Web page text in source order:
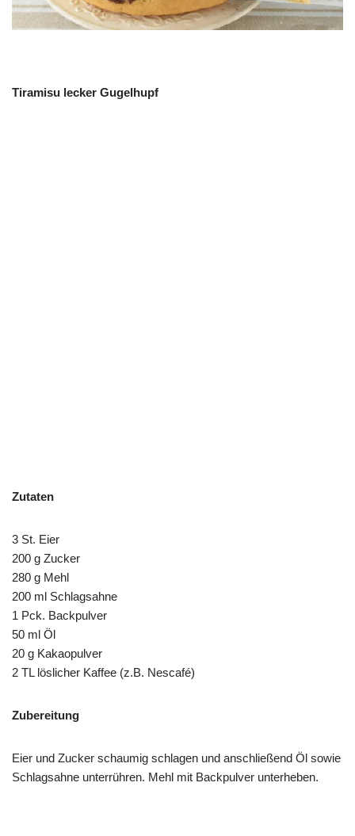
Tiramisu lecker Gugelhupf
Zutaten
3 St. Eier
200 g Zucker
280 g Mehl
200 ml Schlagsahne
1 Pck. Backpulver
50 ml Öl
20 g Kakaopulver
2 TL löslicher Kaffee (z.B. Nescafé)
Zubereitung
Eier und Zucker schaumig schlagen und anschließend Öl sowie
Schlagsahne unterrühren. Mehl mit Backpulver unterheben.